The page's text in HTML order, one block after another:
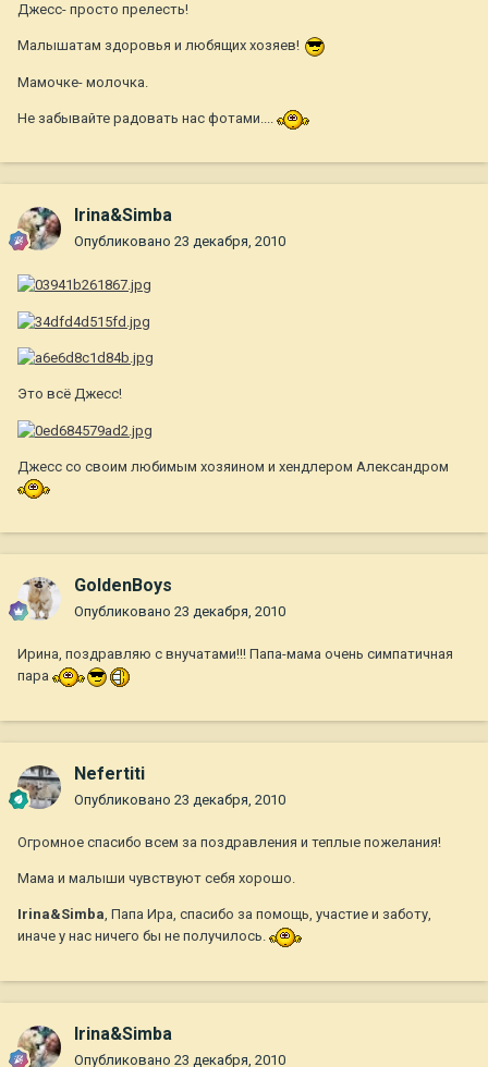
Джесс- просто прелесть!
Малышатам здоровья и любящих хозяев!
Мамочке- молочка.
Не забывайте радовать нас фотами....
Irina&Simba
Опубликовано 23 декабря, 2010
Это всё Джесс!
Джесс со своим любимым хозяином и хендлером Александром
GoldenBoys
Опубликовано 23 декабря, 2010
Ирина, поздравляю с внучатами!!! Папа-мама очень симпатичная
пара
Nefertiti
Опубликовано 23 декабря, 2010
Огромное спасибо всем за поздравления и теплые пожелания!
Мама и малыши чувствуют себя хорошо.
Irina&Simba, Папа Ира, спасибо за помощь, участие и заботу,
иначе у нас ничего бы не получилось.
Irina&Simba
Опубликовано 23 декабря, 2010